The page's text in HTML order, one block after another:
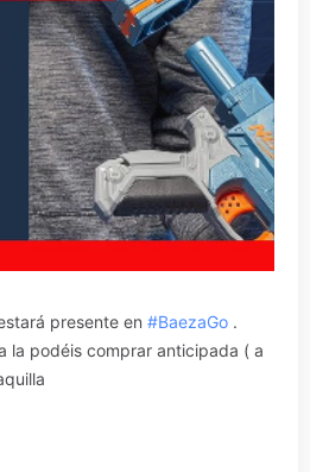
presente en #BaezaGo .
la podéis comprar anticipada ( a